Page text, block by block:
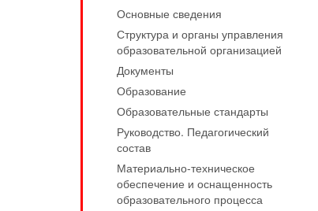
Основные сведения
Структура и органы управления
образовательной организацией
Документы
Образование
Образовательные стандарты
Руководство. Педагогический
состав
Материально-техническое
обеспечение и оснащенность
образовательного процесса